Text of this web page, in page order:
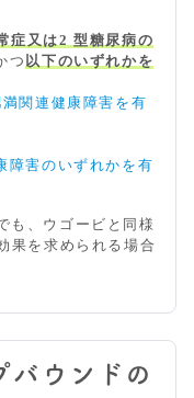
症又は2 型糖尿病の
つ 以下のいずれかを
関連健康障害を有
障害のいずれかを有
も、ウゴービと同様
果を求められる場合
バウンドの